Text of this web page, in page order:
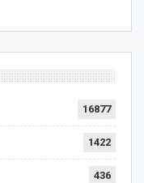
16877
1422
436